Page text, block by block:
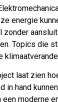
energie
zonder
Topics die
laat zien
in hand
een moderne